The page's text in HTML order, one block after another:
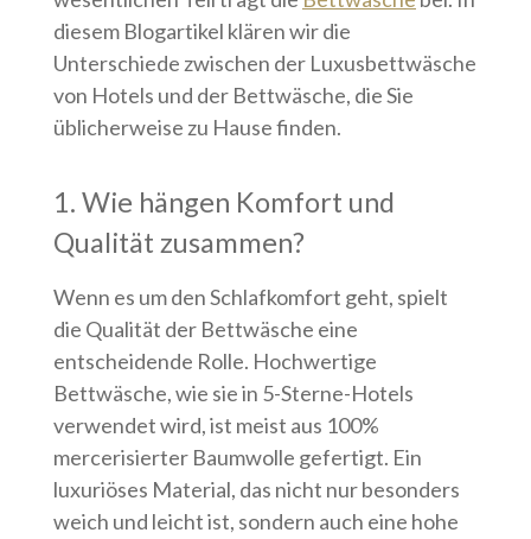
diesem Blogartikel klären wir die
Unterschiede zwischen der Luxusbettwäsche
von Hotels und der Bettwäsche, die Sie
üblicherweise zu Hause finden.
1. Wie hängen Komfort und
Qualität zusammen?
Wenn es um den Schlafkomfort geht, spielt
die Qualität der Bettwäsche eine
entscheidende Rolle. Hochwertige
Bettwäsche, wie sie in 5-Sterne-Hotels
verwendet wird, ist meist aus 100%
mercerisierter Baumwolle gefertigt. Ein
luxuriöses Material, das nicht nur besonders
weich und leicht ist, sondern auch eine hohe